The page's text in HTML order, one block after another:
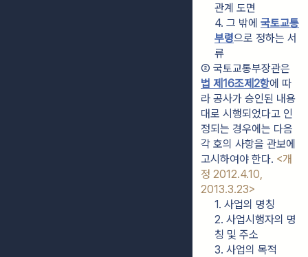
관계 도면
4. 그 밖에 국토교통
부령으로 정하는 서
류
법 제16조제2항에 따
라 공사가 승인된 내용
대로 시행되었다고 인
정되는 경우에는 다음
각 호의 사항을 관보에
고시하여야 한다. <개
정 2012.4.10,
2013.3.23>
1. 사업의 명칭
2. 사업시행자의 명
칭 및 주소
3. 사업의 목적